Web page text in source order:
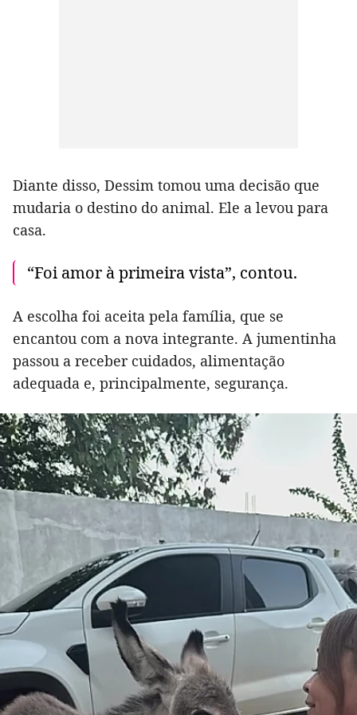
Diante disso, Dessim tomou uma decisão que
mudaria o destino do animal. Ele a levou para
casa.
“Foi amor à primeira vista”, contou.
A escolha foi aceita pela família, que se
encantou com a nova integrante. A jumentinha
passou a receber cuidados, alimentação
adequada e, principalmente, segurança.